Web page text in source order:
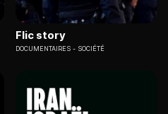
Flic story
DOCUMENTAIRES SOCIÉTÉ